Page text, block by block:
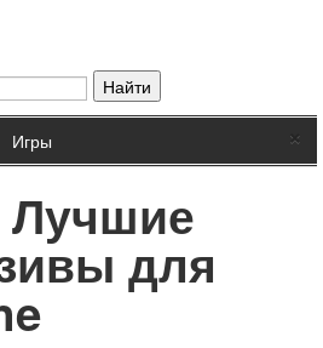
Культура
Природа
Еда
×
Игры
Лучшие
для